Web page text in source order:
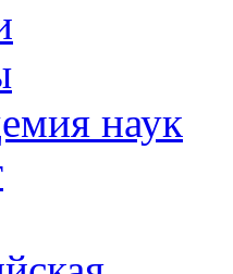
наук